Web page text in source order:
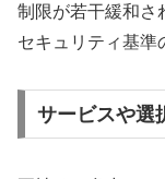
制限が若干緩和さ
セキュリティ基準
サービスや選